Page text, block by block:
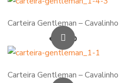
Carteira Gentleman – Cavalinho
€ 54.90
Carteira Gentleman – Cavalinho